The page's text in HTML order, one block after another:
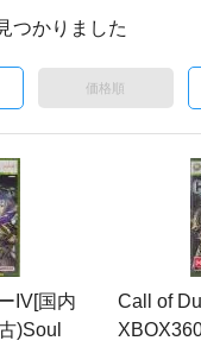
つかりました
価格順
IV[国内
)Soul
Call of